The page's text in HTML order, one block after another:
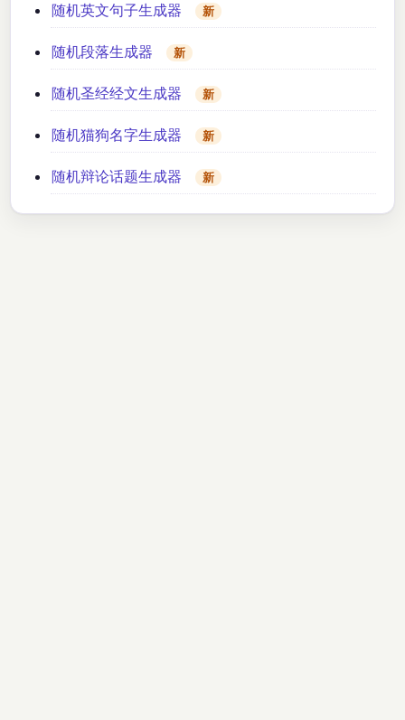
随机英文句子生成器 新
随机段落生成器 新
随机圣经经文生成器 新
随机猫狗名字生成器 新
随机辩论话题生成器 新